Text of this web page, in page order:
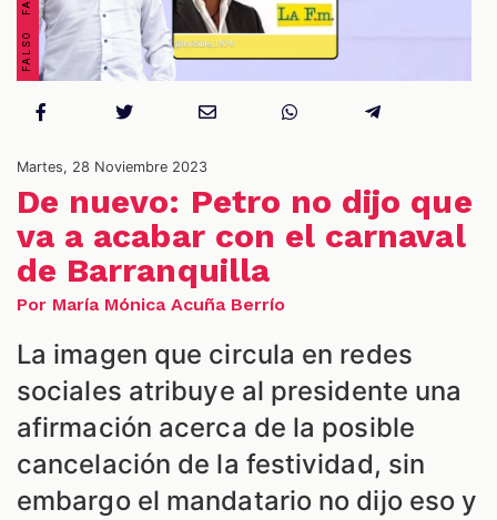
Martes, 28 Noviembre 2023
De nuevo: Petro no dijo que
va a acabar con el carnaval
de Barranquilla
Por María Mónica Acuña Berrío
La imagen que circula en redes
sociales atribuye al presidente una
afirmación acerca de la posible
cancelación de la festividad, sin
embargo el mandatario no dijo eso y